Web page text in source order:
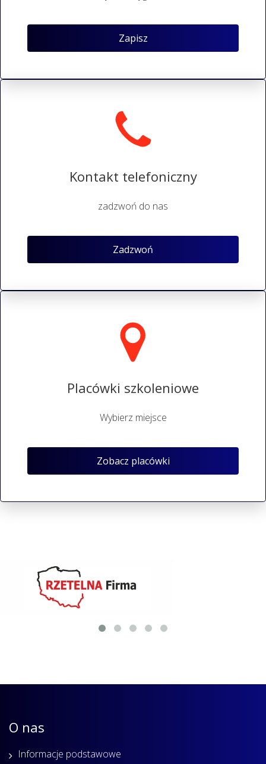
Zapisz
Kontakt telefoniczny
zadzwoń do nas
Zadzwoń
Placówki szkoleniowe
Wybierz miejsce
Zobacz placówki
O nas
Informacje podstawowe